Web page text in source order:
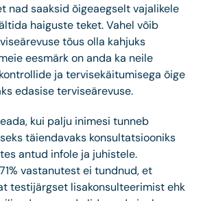
nad saaksid õigeaegselt vajalikele
haiguste teket. Vahel võib
tõus olla kahjuks
eesmärk on anda ka neile
ja tervisekäitumisega õige
edasise terviseärevuse.
kui palju inimesi tunneb
täiendavaks konsultatsiooniks
antud infole ja juhistele.
vastanutest ei tundnud, et
testijärgset lisakonsulteerimist ehk